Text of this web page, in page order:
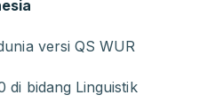
versi QS WUR
di bidang Linguistik